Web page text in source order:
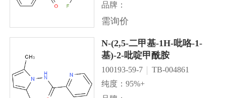
品牌：
需询价
N-(2,5-二甲基-1H-吡咯-1-
基)-2-吡啶甲酰胺
100193-59-7
TB-004861
纯度：95%+